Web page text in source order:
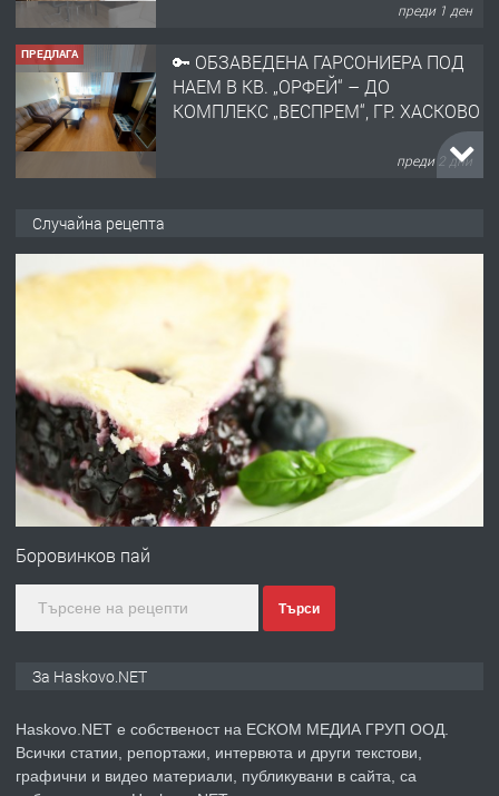
преди 1 ден
ПРЕДЛАГА
🔑 ОБЗАВЕДЕНА ГАРСОНИЕРА ПОД
НАЕМ В КВ. „ОРФЕЙ“ – ДО
КОМПЛЕКС „ВЕСПРЕМ“, ГР. ХАСКОВО
преди 2 дни
АПАРТАМЕНТ В ЦЕНТЪРА НА ГР.
ХАСКОВО
Давам гараж под наем
преди 3 дни
ПРЕДЛАГА
№4120 Магазин/Офис под наем в кв.
преди 4 дни
Случайна рецепта
Боровинков пай
Търси
За Haskovo.NET
Haskovo.NET е собственост на ЕСКОМ МЕДИА ГРУП ООД.
Всички статии, репортажи, интервюта и други текстови,
графични и видео материали, публикувани в сайта, са